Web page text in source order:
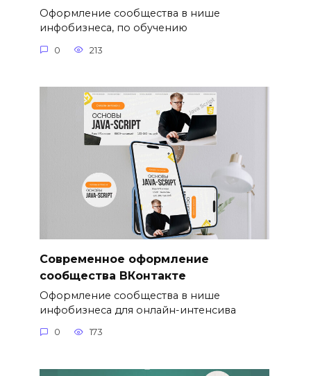
Оформление сообщества в нише
инфобизнеса, по обучению
0 213
Cовременное оформление
сообщества ВКонтакте
Оформление сообщества в нише
инфобизнеса для онлайн-интенсива
0 173